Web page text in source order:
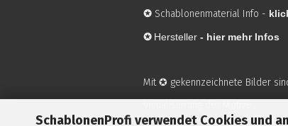
SchablonenProfi verwendet Cookies und
✪ Schablonenmaterial Info -
✪ Hersteller - hier mehr Infos
Mit ✪ gekennzeichnete Bilder